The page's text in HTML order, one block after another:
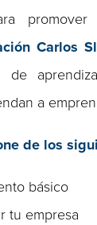
promover
Carlos
de
a
de los
básico
tu empresa